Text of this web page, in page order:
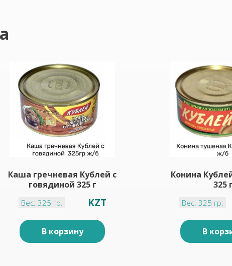
Каша гречневая Кублей с
говядиной 325 г
Вес: 325 гр. KZT
В корзину
Конина
325 г
Вес: 325 гр.
В